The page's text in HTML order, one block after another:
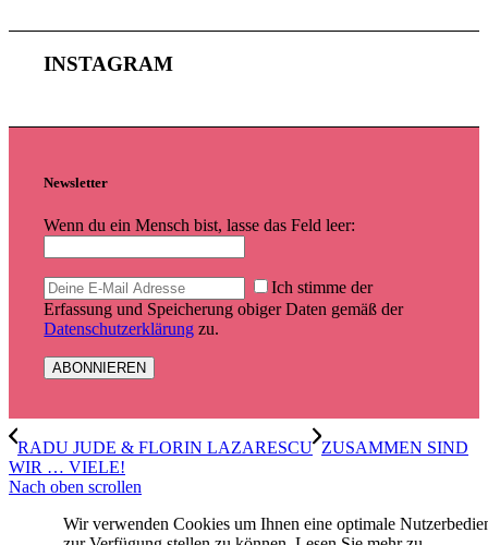
INSTAGRAM
Newsletter
Wenn du ein Mensch bist, lasse das Feld leer:
Ich stimme der
Erfassung und Speicherung obiger Daten gemäß der
Datenschutzerklärung zu.
RADU JUDE & FLORIN LAZARESCU ZUSAMMEN SIND
WIR … VIELE!
Nach oben scrollen
Wir verwenden Cookies um Ihnen eine optimale